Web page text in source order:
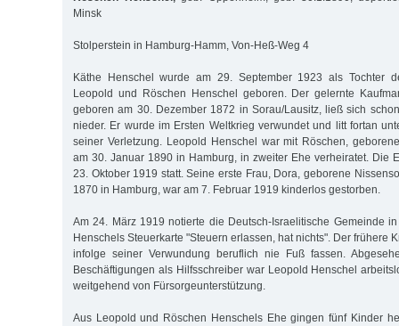
Minsk
Stolperstein in Hamburg-Hamm, Von-Heß-Weg 4
Käthe Henschel wurde am 29. September 1923 als Tochter
Leopold und Röschen Henschel geboren. Der gelernte
geboren am 30. Dezember 1872 in Sorau/Lausitz, ließ sich
nieder. Er wurde im Ersten Weltkrieg verwundet und litt fortan
seiner Verletzung. Leopold Henschel war mit Röschen,
am 30. Januar 1890 in Hamburg, in zweiter Ehe verheiratet. Die
23. Oktober 1919 statt. Seine erste Frau, Dora, geborene
1870 in Hamburg, war am 7. Februar 1919 kinderlos gestorben.
Am 24. März 1919 notierte die Deutsch-Israelitische Gemeinde
Henschels Steuerkarte "Steuern erlassen, hat nichts". Der frühere
infolge seiner Verwundung beruflich nie Fuß fassen.
Beschäftigungen als Hilfsschreiber war Leopold Henschel
weitgehend von Fürsorgeunterstützung.
Aus Leopold und Röschen Henschels Ehe gingen fünf Kinder